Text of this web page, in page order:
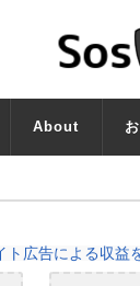
About
ト広告による収益